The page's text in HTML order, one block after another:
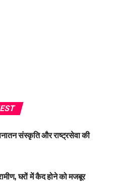
संस्कृति और राष्ट्रसेवा की
घरों में कैद होने को मजबूर